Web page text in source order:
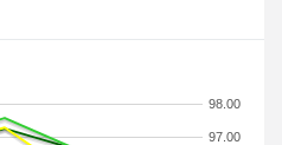
97.00
98.00